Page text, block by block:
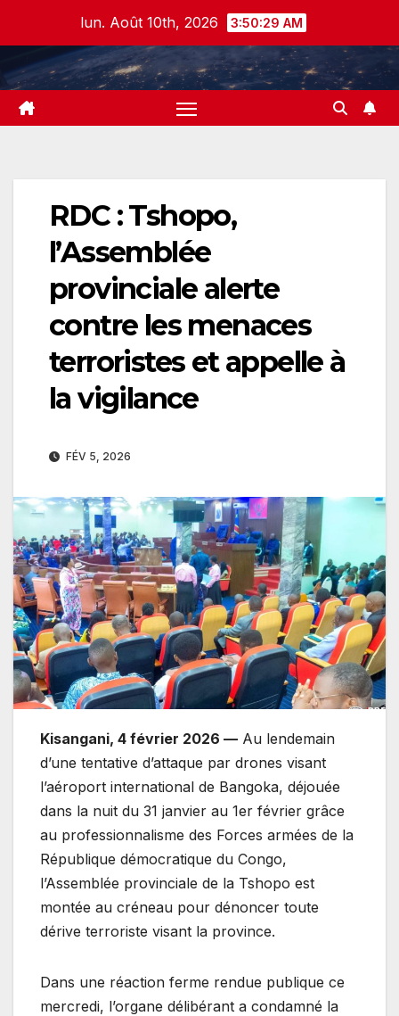
content
lun. Août 10th, 2026 3:50:29 AM
RDC : Tshopo,
l’Assemblée
provinciale alerte
contre les menaces
terroristes et appelle à
la vigilance
FÉV 5, 2026
Kisangani, 4 février 2026 — Au lendemain
d’une tentative d’attaque par drones visant
l’aéroport international de Bangoka, déjouée
dans la nuit du 31 janvier au 1er février grâce
au professionnalisme des Forces armées de la
République démocratique du Congo,
l’Assemblée provinciale de la Tshopo est
montée au créneau pour dénoncer toute
dérive terroriste visant la province.
Dans une réaction ferme rendue publique ce
mercredi, l’organe délibérant a condamné la